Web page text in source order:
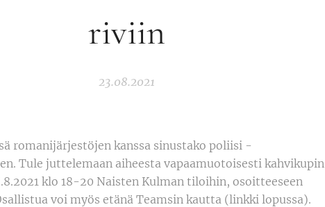
riviin
23.08.2021
romanijärjestöjen kanssa sinustako poliisi -
Tule juttelemaan aiheesta vapaamuotoisesti kahvikupin
klo 18-20 Naisten Kulman tiloihin, osoitteeseen
voi myös etänä Teamsin kautta (linkki lopussa).